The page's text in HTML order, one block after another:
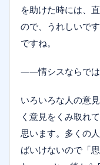
を助けた時には、
ので、うれしいで
ですね。
――情シスならでは
いろいろな人の意
く意見をくみ取れ
思います。多くの
ばいけないので「